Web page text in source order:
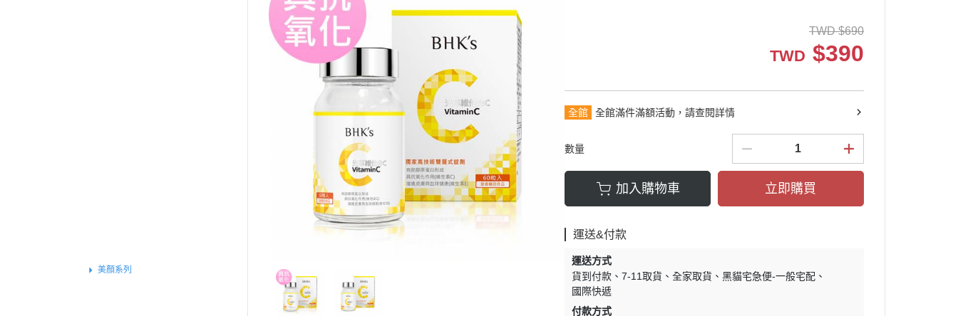
美顏系列
TWD $690
TWD $390
全館 全館滿件滿額活動，請查閱詳情
數量
加入購物車 立即購買
運送&付款
運送方式
貨到付款
7-11取貨 全家取貨
黑貓宅急便-一般宅配
國際快遞
付款方式